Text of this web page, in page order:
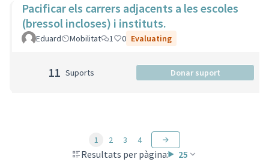
Pacificar els carrers adjacents a les escoles
(bressol incloses) i instituts.
Eduard Mobilitat 1 0 Evaluating
11 Suports Donar suport
Resultats per pàgina: 25
1 2 3 4